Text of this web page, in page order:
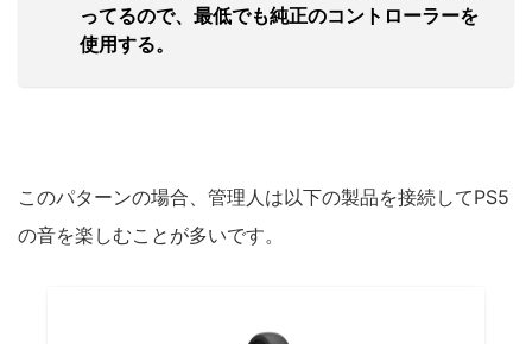
ってるので、最低でも純正のコントローラーを
使用する。
このパターンの場合、管理人は以下の製品を接続してPS5
の音を楽しむことが多いです。